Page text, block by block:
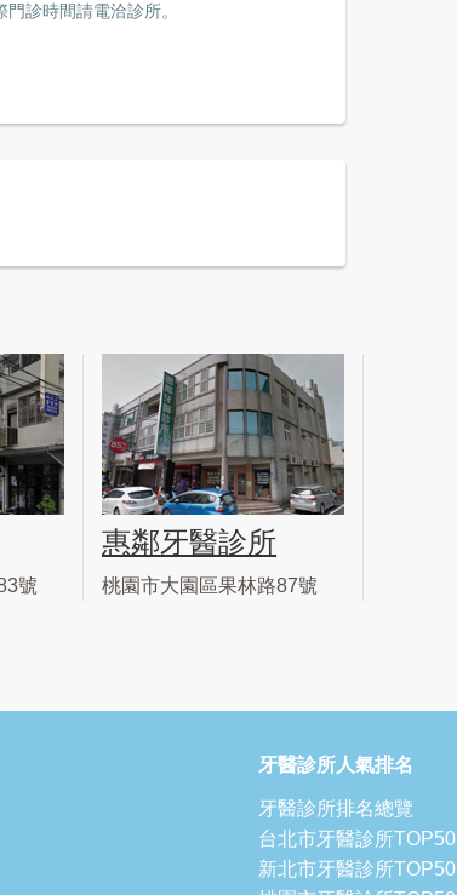
診時間請電洽診所。
號
惠鄰牙醫診所
桃園市大園區果林路87號
牙醫診所人氣排名
牙醫診所排名總覽
台北市牙醫診所TOP50
新北市牙醫診所TOP50